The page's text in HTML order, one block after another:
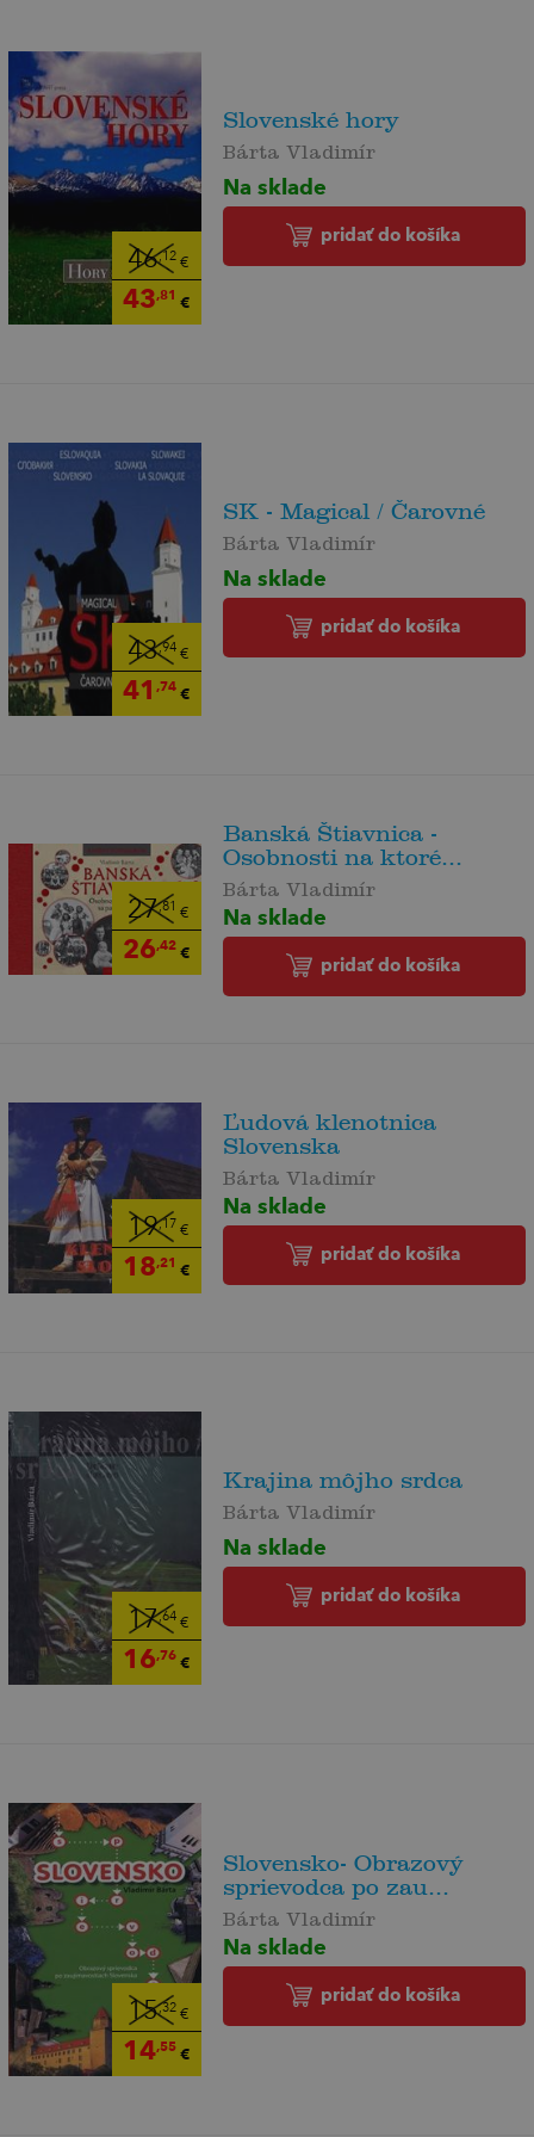
46,12€
43,81 €
Slovenské hory
Bárta Vladimír
Na sklade
pridať do košíka
43,94€
41 ,74€
SK - Magical / Čarovné
Bárta Vladimír
Na sklade
pridať do košíka
27,81 €
26,42€
Banská Štiavnica -
Osobnosti na ktoré...
Bárta Vladimír
Na sklade
pridať do košíka
19,17 €
18,21 €
Ľudová klenotnica
Slovenska
Bárta Vladimír
Na sklade
pridať do košíka
17,64€
16,76€
Krajina môjho srdca
Bárta Vladimír
Na sklade
pridať do košíka
15,32€
14,55€
Slovensko- Obrazový
sprievodca po zau...
Bárta Vladimír
Na sklade
pridať do košíka